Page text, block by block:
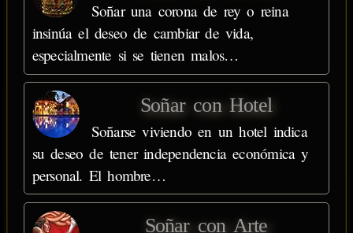
Soñar una corona de rey o reina
insinúa el deseo de cambiar de vida,
especialmente si se tienen malos…
Soñar con Hotel
Soñarse viviendo en un hotel indica
su deseo de tener independencia económica y
personal. El hombre…
Soñar con Arte